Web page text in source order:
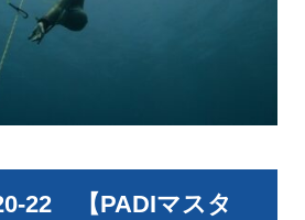
22 【PADIマスタ